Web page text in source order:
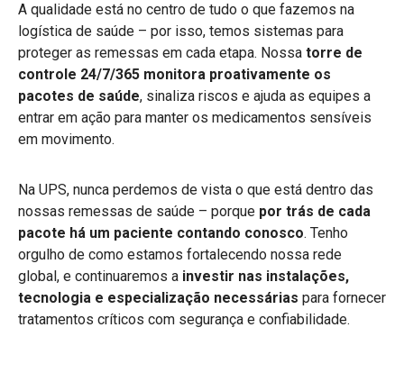
A qualidade está no centro de tudo o que fazemos na
logística de saúde – por isso, temos sistemas para
proteger as remessas em cada etapa. Nossa torre de
controle 24/7/365 monitora proativamente os
pacotes de saúde, sinaliza riscos e ajuda as equipes a
entrar em ação para manter os medicamentos sensíveis
em movimento.
Na UPS, nunca perdemos de vista o que está dentro das
nossas remessas de saúde – porque por trás de cada
pacote há um paciente contando conosco. Tenho
orgulho de como estamos fortalecendo nossa rede
global, e continuaremos a investir nas instalações,
tecnologia e especialização necessárias para fornecer
tratamentos críticos com segurança e confiabilidade.